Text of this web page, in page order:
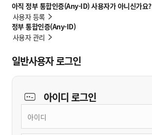
아직 정부 통합인증(Any-ID) 사용자가 아니신가요?
사용자 등록
정부 통합인증(Any-ID)
사용자 관리
일반사용자 로그인
아이디로그인